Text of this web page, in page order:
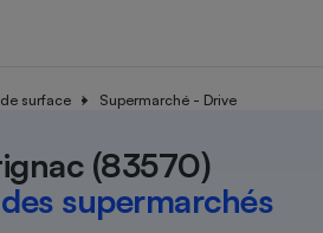
surface Supermarché - Drive
(83570)
supermarchés
Organismes de défense
Système judiciairegratuit
Achat - Vente - Travaux
Démarche administrative
Train
Transport aérien